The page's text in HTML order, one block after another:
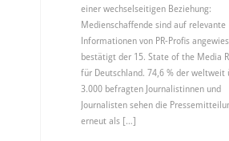
einer wechselseitigen Beziehung:
Medienschaffende sind auf relevante
Informationen von PR-Profis
bestätigt der 15. State of the Media
für Deutschland. 74,6 % der weltweit
3.000 befragten Journalistinnen und
Journalisten sehen die
erneut als […]